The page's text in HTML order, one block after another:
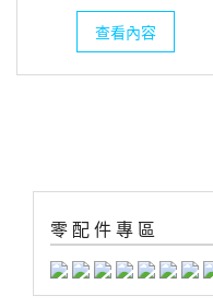
查看內容
零 配 件 專 區